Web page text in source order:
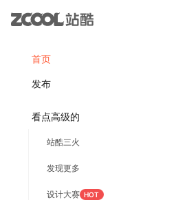
首页
发布
看点高级的
站酷三火
发现更多
设计大赛 HOT